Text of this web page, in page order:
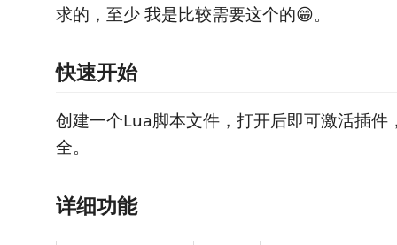
求的，至少 我是比较需要这个的😁。
快速开始
创建一个Lua脚本文件，打开后即可激活插件
全。
详细功能